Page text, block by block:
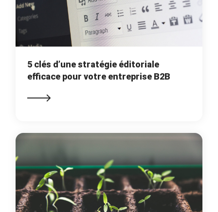
5 clés d’une stratégie éditoriale
efficace pour votre entreprise B2B